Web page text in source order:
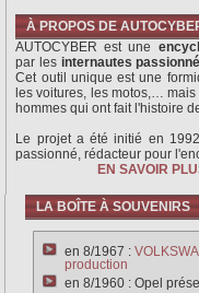
À PROPOS DE
AUTOCYBER est une
par les internautes
Cet outil unique est une
les voitures, les motos,…
hommes qui ont fait l'histoire
Le projet a été initié en
passionné, rédacteur pour
EN SAVOIR
LA BOÎTE À SOUVENIRS
en 8/1967 :
production
en 8/1960 :Opel